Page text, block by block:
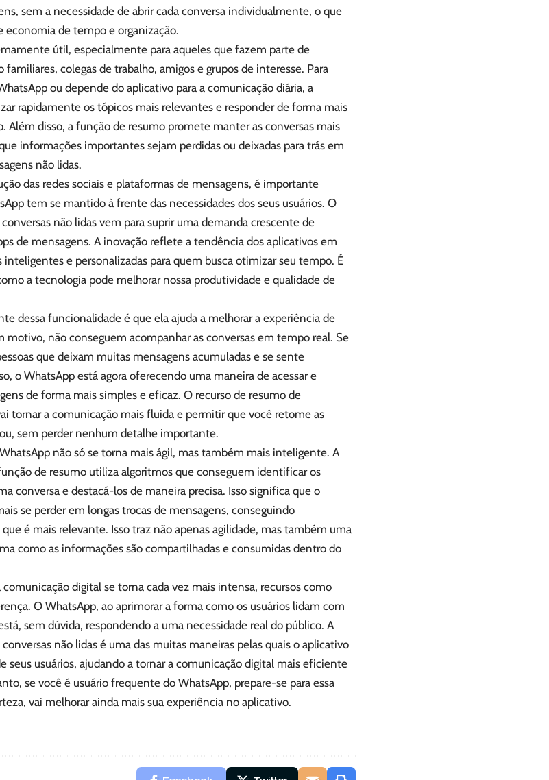
sem a necessidade de abrir cada conversa individualmente, o que
economia de tempo e organização.
útil, especialmente para aqueles que fazem parte de
colegas de trabalho, amigos e grupos de interesse. Para
ou depende do aplicativo para a comunicação diária, a
rapidamente os tópicos mais relevantes e responder de forma mais
Além disso, a função de resumo promete manter as conversas mais
informações importantes sejam perdidas ou deixadas para trás em
não lidas.
das redes sociais e plataformas de mensagens, é importante
tem se mantido à frente das necessidades dos seus usuários. O
não lidas vem para suprir uma demanda crescente de
de mensagens. A inovação reflete a tendência dos aplicativos em
inteligentes e personalizadas para quem busca otimizar seu tempo. É
a tecnologia pode melhorar nossa produtividade e qualidade de
dessa funcionalidade é que ela ajuda a melhorar a experiência de
motivo, não conseguem acompanhar as conversas em tempo real. Se
que deixam muitas mensagens acumuladas e se sente
o WhatsApp está agora oferecendo uma maneira de acessar e
de forma mais simples e eficaz. O recurso de resumo de
tornar a comunicação mais fluida e permitir que você retome as
sem perder nenhum detalhe importante.
não só se torna mais ágil, mas também mais inteligente. A
de resumo utiliza algoritmos que conseguem identificar os
conversa e destacá-los de maneira precisa. Isso significa que o
se perder em longas trocas de mensagens, conseguindo
é mais relevante. Isso traz não apenas agilidade, mas também uma
como as informações são compartilhadas e consumidas dentro do
digital se torna cada vez mais intensa, recursos como
O WhatsApp, ao aprimorar a forma como os usuários lidam com
sem dúvida, respondendo a uma necessidade real do público. A
não lidas é uma das muitas maneiras pelas quais o aplicativo
seus usuários, ajudando a tornar a comunicação digital mais eficiente
se você é usuário frequente do WhatsApp, prepare-se para essa
vai melhorar ainda mais sua experiência no aplicativo.